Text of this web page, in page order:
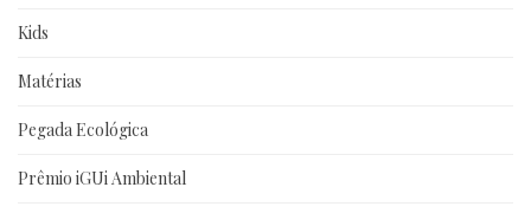
Kids
Matérias
Pegada Ecológica
Prêmio iGUi Ambiental